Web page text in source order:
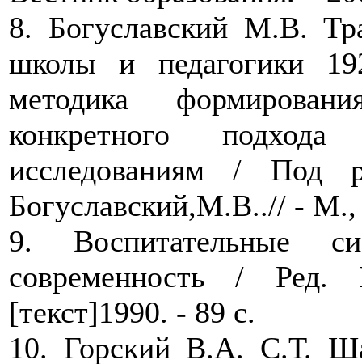
8. Богуславский М.В.
школы и педагогики
методика
конкретного подхода
исследованиям / Под
Богуславский,М.В..// - М.,
9. Воспитательные
современность / Ред.
[текст]1990. - 89 с.
10. Горский В.А. С.Т.